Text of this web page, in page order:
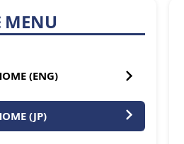
MENU
(ENG)
(JP)